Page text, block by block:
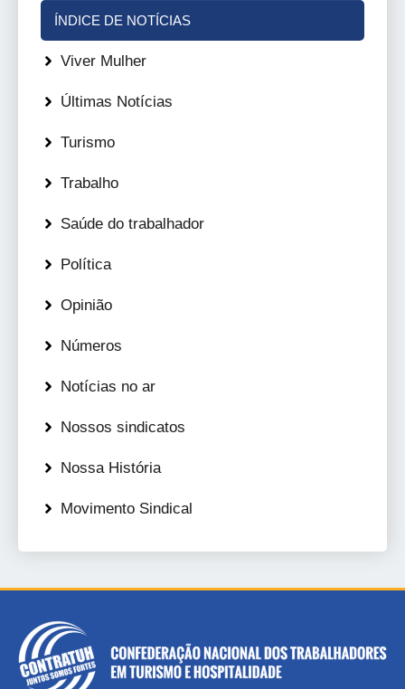
ÍNDICE DE NOTÍCIAS
Viver Mulher
Últimas Notícias
Turismo
Trabalho
Saúde do trabalhador
Política
Opinião
Números
Notícias no ar
Nossos sindicatos
Nossa História
Movimento Sindical